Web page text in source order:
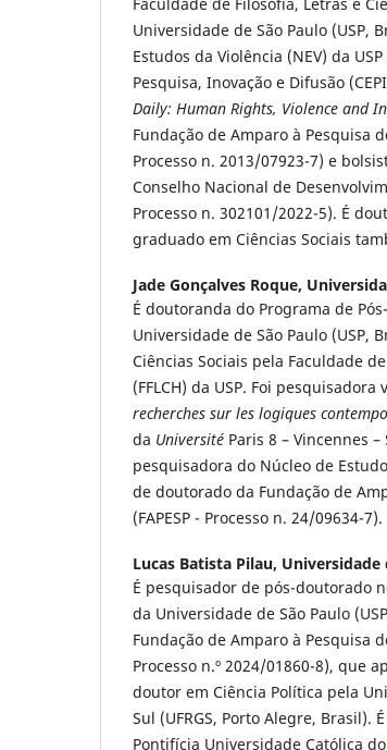
Universidade de São Paulo (USP,
Estudos da Violência (NEV) da
Pesquisa, Inovação e Difusão
Daily: Human Rights, Violence and
Fundação de Amparo à Pesquisa
Processo n. 2013/07923-7) e
Conselho Nacional de
Processo n. 302101/2022-5). É
graduado em Ciências Sociais
Jade Gonçalves Roque,
É doutoranda do Programa de
Universidade de São Paulo (USP,
Ciências Sociais pela Faculdade
(FFLCH) da USP. Foi pesquisadora
recherches sur les logiques
da Université Paris 8 – Vincennes
pesquisadora do Núcleo de
de doutorado da Fundação de
(FAPESP - Processo n. 24/09634-7).
Lucas Batista Pilau, Universidade
É pesquisador de pós-doutorado
da Universidade de São Paulo
Fundação de Amparo à Pesquisa
Processo n.º 2024/01860-8), que
doutor em Ciência Política pela
Sul (UFRGS, Porto Alegre, Brasil).
Pontifícia Universidade Católica